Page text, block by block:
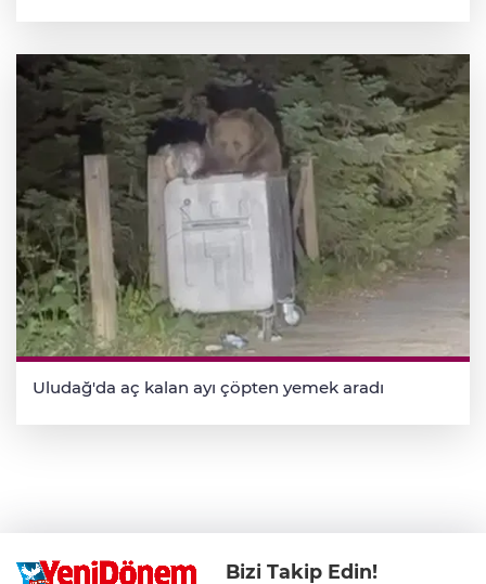
Uludağ'da aç kalan ayı çöpten yemek aradı
Bizi Takip Edin!